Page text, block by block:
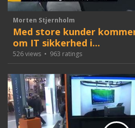
Morten Stjernholm
Med store kunder
om IT sikkerhed i...
526 views • 963 ratings